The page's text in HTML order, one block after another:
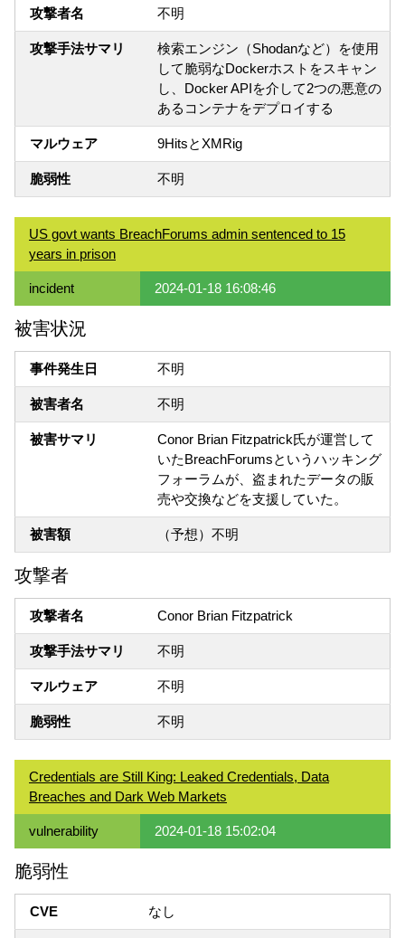
攻撃者名 不明
攻撃手法サマリ
検索エンジン（Shodanなど）を使用
して脆弱なDockerホストをスキャン
し、Docker APIを介して2つの悪意の
あるコンテナをデプロイする
マルウェア 9HitsとXMRig
脆弱性 不明
US govt wants BreachForums admin sentenced to 15
years in prison
incident 2024-01-18 16:08:46
被害状況
事件発生日 不明
被害者名 不明
被害サマリ
Conor Brian Fitzpatrick氏が運営して
いたBreachForumsというハッキング
フォーラムが、盗まれたデータの販
売や交換などを支援していた。
被害額 （予想）不明
攻撃者
攻撃者名 Conor Brian Fitzpatrick
攻撃手法サマリ 不明
マルウェア 不明
脆弱性 不明
Credentials are Still King: Leaked Credentials, Data
Breaches and Dark Web Markets
vulnerability 2024-01-18 15:02:04
脆弱性
CVE なし